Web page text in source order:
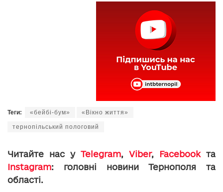
Теги: «бейбі-бум» «Вікно життя»
тернопільський пологовий
Читайте нас у Telegram, Viber, Facebookта
Instagram: головні новини Тернополя та
області.